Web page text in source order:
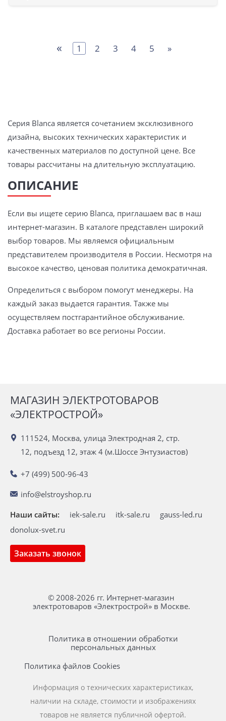
« 1 2 3 4 5 »
Серия Blanca является сочетанием эксклюзивного
дизайна, высоких технических характеристик и
качественных материалов по доступной цене. Все
товары рассчитаны на длительную эксплуатацию.
ОПИСАНИЕ
Если вы ищете серию Blanca, приглашаем вас в наш
интернет-магазин. В каталоге представлен широкий
выбор товаров. Мы являемся официальным
представителем производителя в России. Несмотря на
высокое качество, ценовая политика демократичная.
Определиться с выбором помогут менеджеры. На
каждый заказ выдается гарантия. Также мы
осуществляем постгарантийное обслуживание.
Доставка работает во все регионы России.
МАГАЗИН ЭЛЕКТРОТОВАРОВ
«ЭЛЕКТРОСТРОЙ»
111524, Москва, улица Электродная 2, стр.
12, подъезд 12, этаж 4 (м.Шоссе Энтузиастов)
+7 (499) 500-96-43
info@elstroyshop.ru
Заказать звонок
Наши сайты: iek-sale.ru itk-sale.ru
gauss-led.ru
donolux-svet.ru
© 2008-2026 гг. Интернет-магазин
электротоваров «Электрострой» в Москве.
Политика в отношении обработки
персональных данных
Политика файлов Cookies
Информация о технических характеристиках,
наличии на складе, стоимости и изображениях
товаров не является публичной офертой.